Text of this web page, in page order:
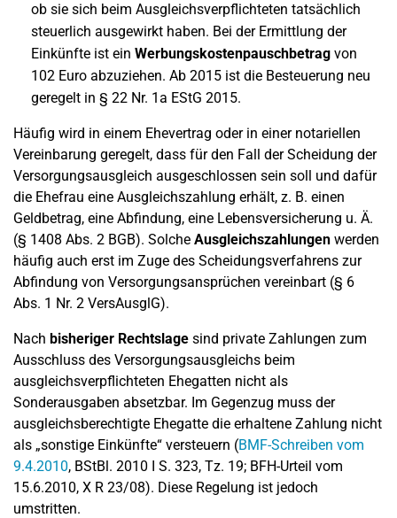
ob sie sich beim Ausgleichsverpflichteten tatsächlich
steuerlich ausgewirkt haben. Bei der Ermittlung der
Einkünfte ist ein Werbungskostenpauschbetrag von
102 Euro abzuziehen. Ab 2015 ist die Besteuerung neu
geregelt in § 22 Nr. 1a EStG 2015.
Häufig wird in einem Ehevertrag oder in einer notariellen
Vereinbarung geregelt, dass für den Fall der Scheidung der
Versorgungsausgleich ausgeschlossen sein soll und dafür
die Ehefrau eine Ausgleichszahlung erhält, z. B. einen
Geldbetrag, eine Abfindung, eine Lebensversicherung u. Ä.
(§ 1408 Abs. 2 BGB). Solche Ausgleichszahlungen werden
häufig auch erst im Zuge des Scheidungsverfahrens zur
Abfindung von Versorgungsansprüchen vereinbart (§ 6
Abs. 1 Nr. 2 VersAusglG).
Nach bisheriger Rechtslage sind private Zahlungen zum
Ausschluss des Versorgungsausgleichs beim
ausgleichsverpflichteten Ehegatten nicht als
Sonderausgaben absetzbar. Im Gegenzug muss der
ausgleichsberechtigte Ehegatte die erhaltene Zahlung nicht
als „sonstige Einkünfte“ versteuern (BMF-Schreiben vom
9.4.2010, BStBl. 2010 I S. 323, Tz. 19; BFH-Urteil vom
15.6.2010, X R 23/08). Diese Regelung ist jedoch
umstritten.